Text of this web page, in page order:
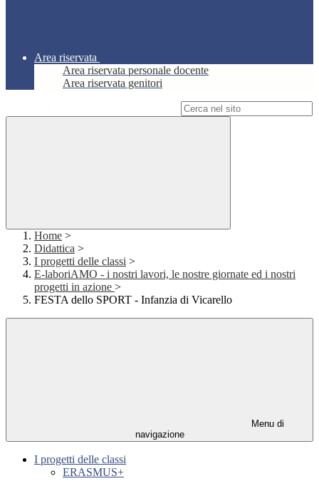
Area riservata
Area riservata personale docente
Area riservata genitori
Home >
Didattica >
I progetti delle classi >
E-laboriAMO - i nostri lavori, le nostre giornate ed i nostri
progetti in azione >
FESTA dello SPORT - Infanzia di Vicarello
Menu di
navigazione
I progetti delle classi
ERASMUS+